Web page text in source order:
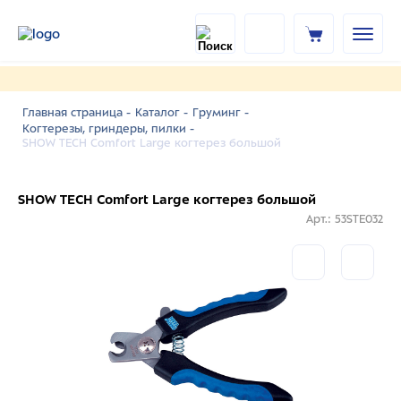
Главная страница - Каталог - Груминг -
Когтерезы, гриндеры, пилки -
SHOW TECH Comfort Large когтерез большой
SHOW TECH Comfort Large когтерез большой
Арт.: 53STE032